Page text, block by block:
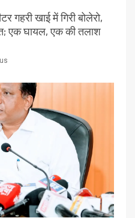
गहरी खाई में गिरी बोलेरो,
एक घायल, एक की तलाश